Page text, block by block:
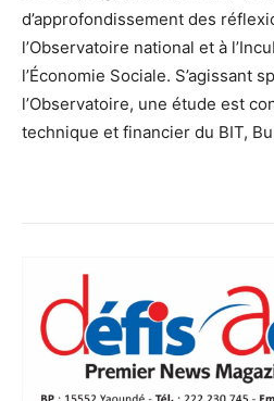
d’approfondissement des
l’Observatoire national et à
l’Économie Sociale. S’agissant
l’Observatoire, une étude est
technique et financier du BIT,